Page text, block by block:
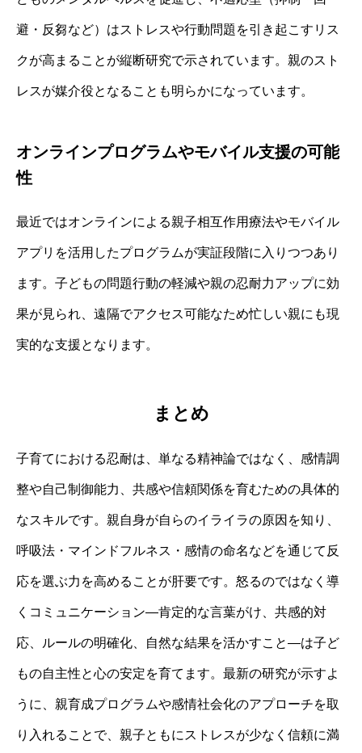
避・反芻など）はストレスや行動問題を引き起こすリス
クが高まることが縦断研究で示されています。親のスト
レスが媒介役となることも明らかになっています。
オンラインプログラムやモバイル支援の可能
性
最近ではオンラインによる親子相互作用療法やモバイル
アプリを活用したプログラムが実証段階に入りつつあり
ます。子どもの問題行動の軽減や親の忍耐力アップに効
果が見られ、遠隔でアクセス可能なため忙しい親にも現
実的な支援となります。
まとめ
子育てにおける忍耐は、単なる精神論ではなく、感情調
整や自己制御能力、共感や信頼関係を育むための具体的
なスキルです。親自身が自らのイライラの原因を知り、
呼吸法・マインドフルネス・感情の命名などを通じて反
応を選ぶ力を高めることが肝要です。怒るのではなく導
くコミュニケーション—肯定的な言葉がけ、共感的対
応、ルールの明確化、自然な結果を活かすこと—は子ど
もの自主性と心の安定を育てます。最新の研究が示すよ
うに、親育成プログラムや感情社会化のアプローチを取
り入れることで、親子ともにストレスが少なく信頼に満